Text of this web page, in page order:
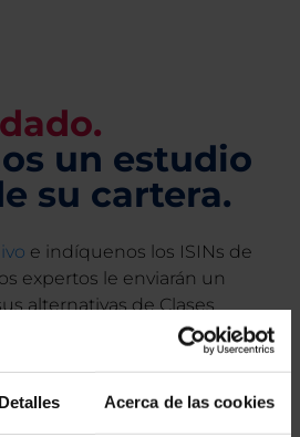
Detalles Acerca de las cookies
un estudio
su cartera.
e indíquenos los ISINs de
expertos le enviarán un
alternativas de Clases
ahorrar en sus costes.